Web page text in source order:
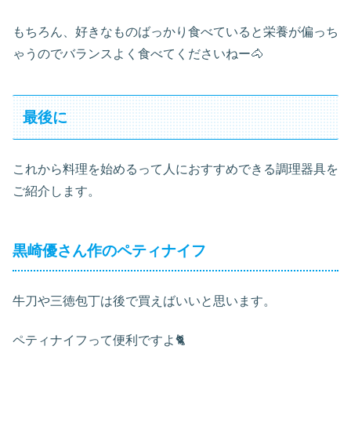
もちろん、好きなものばっかり食べていると栄養が偏っち
ゃうのでバランスよく食べてくださいねー🐴
最後に
これから料理を始めるって人におすすめできる調理器具を
ご紹介します。
黒崎優さん作のペティナイフ
牛刀や三徳包丁は後で買えばいいと思います。
ペティナイフって便利ですよ🐈